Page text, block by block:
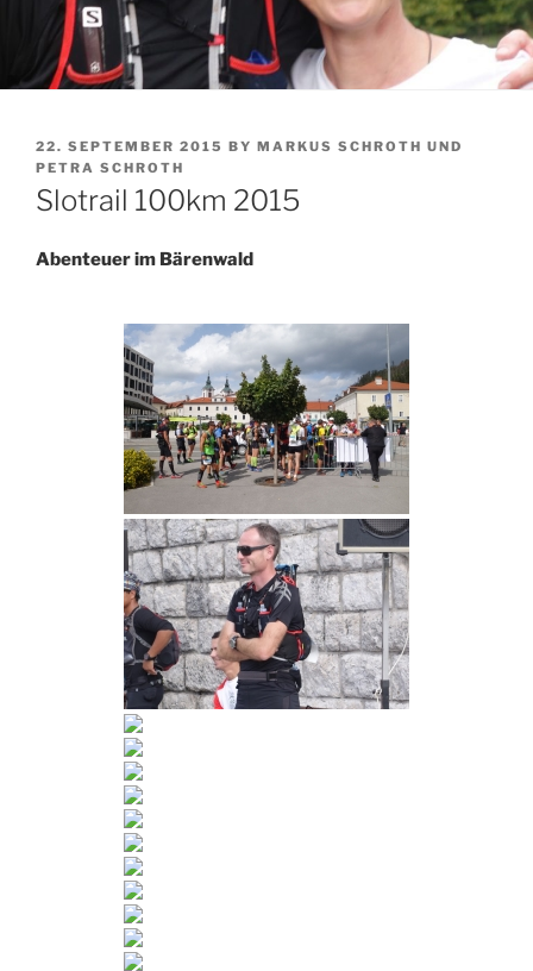
POSTED
ON
22. SEPTEMBER 2015 BY MARKUS SCHROTH UND
PETRA SCHROTH
Slotrail 100km 2015
Abenteuer im Bärenwald